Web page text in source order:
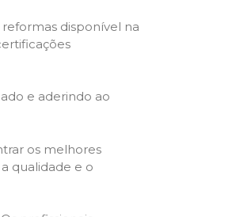
disponível na
e aderindo ao
os melhores
qualidade e o